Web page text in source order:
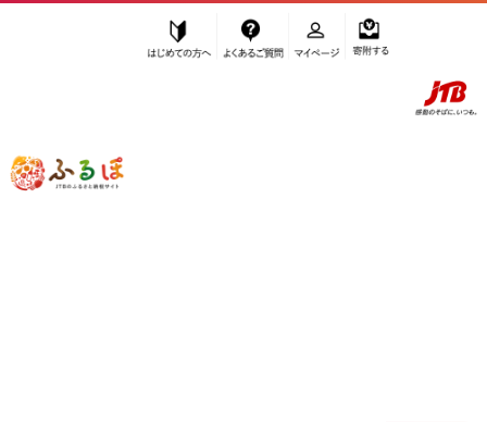
ふるぽ JTBのふるさと納税サイト